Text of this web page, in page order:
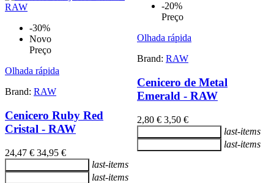
-30%
Novo
Preço
Olhada rápida
Brand: RAW
Cenicero Ruby Red
Cristal - RAW
24,47 € 34,95 €
last-items
last-items
-20%
Preço
Olhada rápida
Brand: RAW
Cenicero de Metal
Emerald - RAW
2,80 € 3,50 €
last-items
last-items